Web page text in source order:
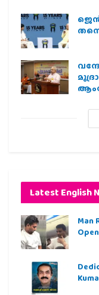
Latest English
Man